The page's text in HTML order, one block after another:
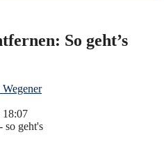
So geht’s
18:07